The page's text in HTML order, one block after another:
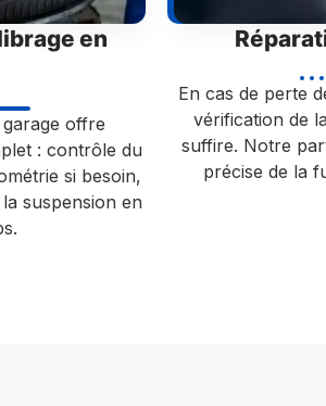
en
offre
: contrôle du
si besoin,
suspension en
En cas de perte
vérification de
suffire. Notre
précise de la